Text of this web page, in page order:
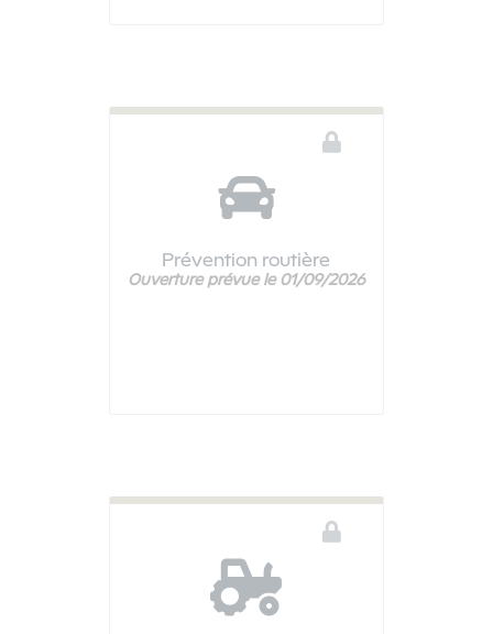
Prévention routière
Ce téléservice n'est pas disponible
Ouverture prévue le 01/09/2026